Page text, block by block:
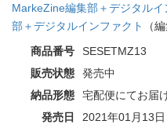
MarkeZine編集部＋デジタルイ
部＋デジタルインファクト
（
商品番号
SESETMZ13
販売状態
発売中
納品形態
宅配便にてお届
発売日
2021年01月13日